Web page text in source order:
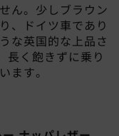
ん。少しブラウン
、ドイツ車であり
な英国的な上品さ
長く飽きずに乗り
ます。